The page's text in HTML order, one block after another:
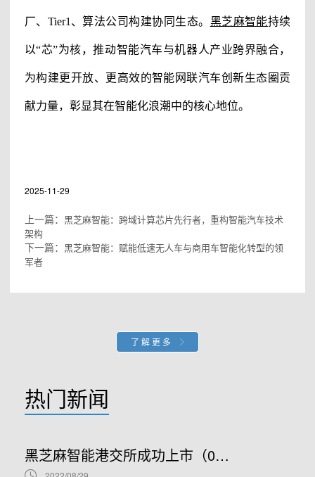
厂、Tier1、算法公司构建协同生态。 黑芝麻智能持续
以“芯”为核，推动智能汽车与机器人产业跨界融合，
为构建更开放、更高效的智能网联汽车创新生态圈贡
献力量，彰显其在智能化浪潮中的核心地位。
2025-11-29
上一篇： 黑芝麻智能：跨域计算芯片先行者，重构智能汽车技术
架构
下一篇： 黑芝麻智能：赋能低速无人车与商用车智能化转型的领
军者
了解更多
热门新闻
黑芝麻智能港交所成功上市（02533.HK）：车规级SoC领军者加速全球布局